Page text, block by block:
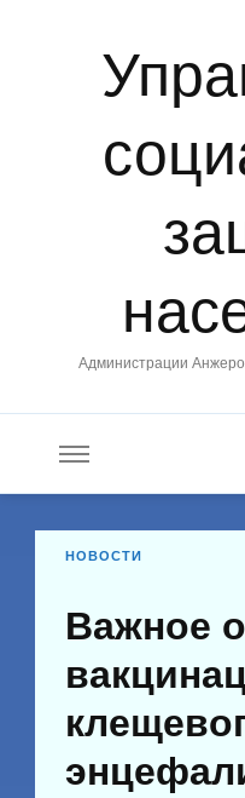
Администрации
НОВОСТИ
Важное о